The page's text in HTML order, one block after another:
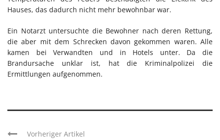
Hauses, das dadurch nicht mehr bewohnbar war.
Ein Notarzt untersuchte die Bewohner nach deren Rettung,
die aber mit dem Schrecken davon gekommen waren. Alle
kamen bei Verwandten und in Hotels unter. Da die
Brandursache unklar ist, hat die Kriminalpolizei die
Ermittlungen aufgenommen.
Vorheriger Artikel